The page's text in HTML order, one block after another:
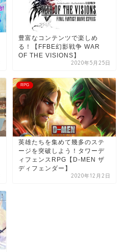
豊富なコンテンツで楽しめ
る！【FFBE幻影戦争 WAR
OF THE VISIONS】
2020年5月25日
RPG
英雄たちを集めて幾多のステ
ージを突破しよう！タワーデ
ィフェンスRPG【D-MEN ザ
ディフェンダー】
2020年12月2日